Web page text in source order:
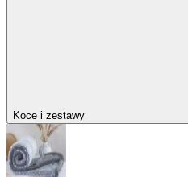
Koce i zestawy